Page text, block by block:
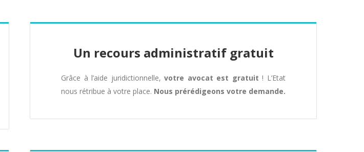
Un recours administratif gratuit
Grâce à l’aide juridictionnelle,votre avocat est gratuit ! L’Etat
nous rétribue à votre place. Nous prérédigeons votre demande.